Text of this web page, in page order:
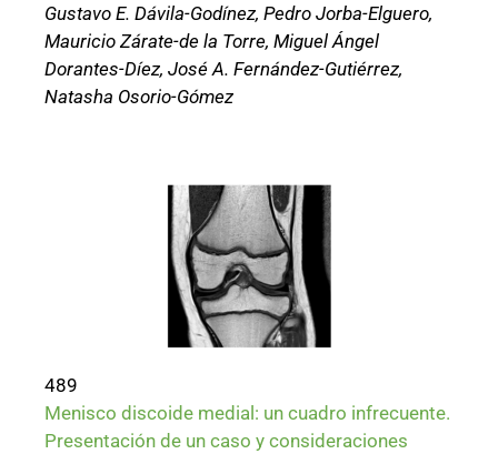
Gustavo E. Dávila-Godínez, Pedro Jorba-Elguero,
Mauricio Zárate-de la Torre, Miguel Ángel
Dorantes-Díez, José A. Fernández-Gutiérrez,
Natasha Osorio-Gómez
489
Menisco discoide medial: un cuadro infrecuente.
Presentación de un caso y consideraciones